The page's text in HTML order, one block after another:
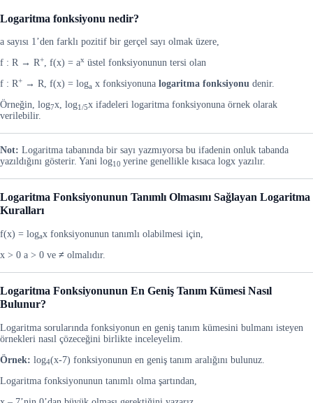
Logaritma fonksiyonu nedir?
a sayısı 1’den farklı pozitif bir gerçel sayı olmak üzere,
f : R → R+, f(x) = ax üstel fonksiyonunun tersi olan
f : R+ → R, f(x) = loga x fonksiyonuna logaritma fonksiyonu denir.
Örneğin, log7x, log1/5x ifadeleri logaritma fonksiyonuna örnek olarak
verilebilir.
Not: Logaritma tabanında bir sayı yazmıyorsa bu ifadenin onluk tabanda
yazıldığını gösterir. Yani log10 yerine genellikle kısaca logx yazılır.
Logaritma Fonksiyonunun Tanımlı Olmasını Sağlayan Logaritma
Kuralları
f(x) = logax fonksiyonunun tanımlı olabilmesi için,
x > 0 a > 0 ve ≠ olmalıdır.
Logaritma Fonksiyonunun En Geniş Tanım Kümesi Nasıl
Bulunur?
Logaritma sorularında fonksiyonun en geniş tanım kümesini bulmanı isteyen
örnekleri nasıl çözeceğini birlikte inceleyelim.
Örnek: log4(x-7) fonksiyonunun en geniş tanım aralığını bulunuz.
Logaritma fonksiyonunun tanımlı olma şartından,